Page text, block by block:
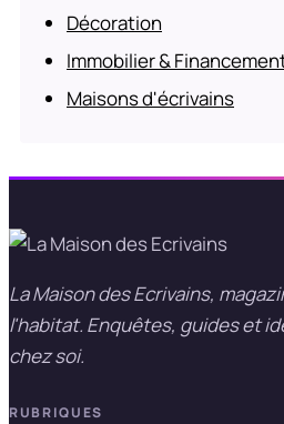
Décoration
Immobilier &
Maisons d'écrivains
La Maison des Ecrivains,
l'habitat. Enquêtes, guides et
chez soi.
RUBRIQUES